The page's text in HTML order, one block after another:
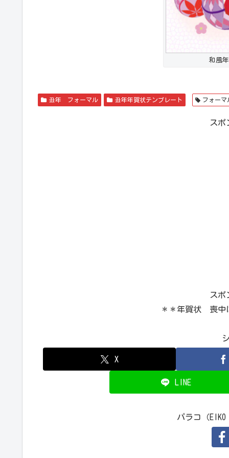
和風
丑年 フォーマル 丑年年賀状テンプレート フォーマ
スポ
スポ
＊＊年賀状 喪中
X
LINE
パラコ（